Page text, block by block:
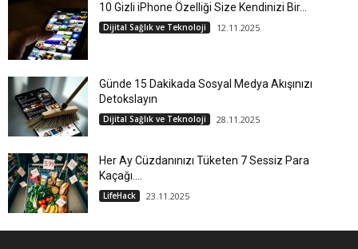
10 Gizli iPhone Özelliği Size Kendinizi Bir...
Dijital Sağlık ve Teknoloji 12.11.2025
Günde 15 Dakikada Sosyal Medya Akışınızı
Detokslayın
Dijital Sağlık ve Teknoloji 28.11.2025
Her Ay Cüzdanınızı Tüketen 7 Sessiz Para
Kaçağı....
LifeHack 23.11.2025